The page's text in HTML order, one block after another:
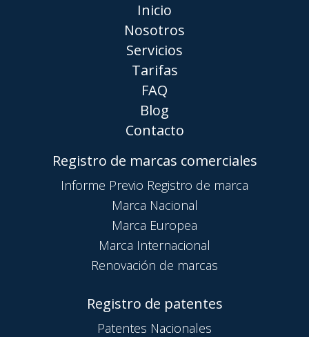
Inicio
Nosotros
Servicios
Tarifas
FAQ
Blog
Contacto
Registro de marcas comerciales
Informe Previo Registro de marca
Marca Nacional
Marca Europea
Marca Internacional
Renovación de marcas
Registro de patentes
Patentes Nacionales